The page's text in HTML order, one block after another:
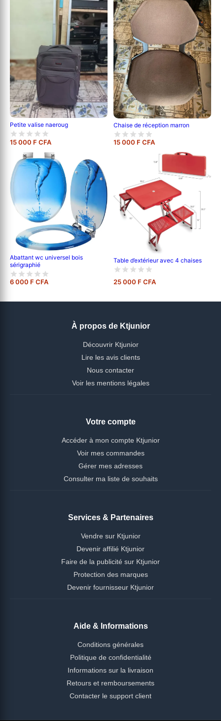
Petite valise naeroug
15 000 F CFA
Chaise de réception marron
15 000 F CFA
Abattant wc universel bois
sérigraphié
6 000 F CFA
Table d’extérieur avec 4 chaises
25 000 F CFA
À propos de Ktjunior
Découvrir Ktjunior
Lire les avis clients
Nous contacter
Voir les mentions légales
Votre compte
Accéder à mon compte Ktjunior
Voir mes commandes
Gérer mes adresses
Consulter ma liste de souhaits
Services & Partenaires
Vendre sur Ktjunior
Devenir affilié Ktjunior
Faire de la publicité sur Ktjunior
Protection des marques
Devenir fournisseur Ktjunior
Aide & Informations
Conditions générales
Politique de confidentialité
Informations sur la livraison
Retours et remboursements
Contacter le support client